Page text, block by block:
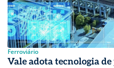
Ferroviário
Vale adota tecnologia